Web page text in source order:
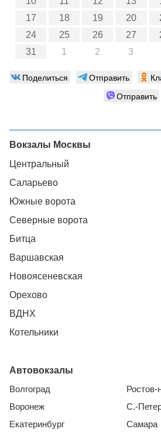
17
18 19 20
24
25 26 27
31
1 2 3
Поделиться Отправить
Отправить
Вокзалы Москвы
Центральный
Саларьево
Южные ворота
Северные ворота
Битца
Варшавская
Новоясеневская
Орехово
ВДНХ
Котельники
Автовокзалы
Волгоград
Воронеж
Екатеринбург
Ростов-
С.-
Самара